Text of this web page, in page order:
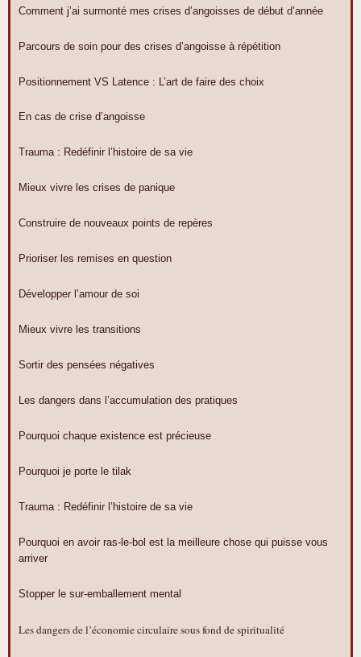
Comment j’ai surmonté mes crises d’angoisses de début d’année
Parcours de soin pour des crises d’angoisse à répétition
Positionnement VS Latence : L’art de faire des choix
En cas de crise d’angoisse
Trauma : Redéfinir l’histoire de sa vie
Mieux vivre les crises de panique
Construire de nouveaux points de repères
Prioriser les remises en question
Développer l’amour de soi
Mieux vivre les transitions
Sortir des pensées négatives
Les dangers dans l’accumulation des pratiques
Pourquoi chaque existence est précieuse
Pourquoi je porte le tilak
Trauma : Redéfinir l’histoire de sa vie
Pourquoi en avoir ras-le-bol est la meilleure chose qui puisse vous
arriver
Stopper le sur-emballement mental
Les dangers de l’économie circulaire sous fond de spiritualité